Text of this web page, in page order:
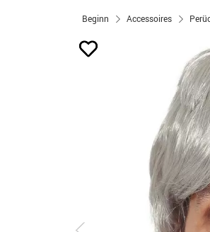
Beginn Accessoires